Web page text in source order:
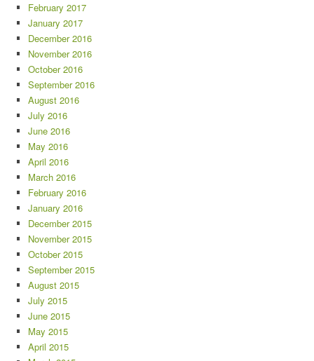
February 2017
January 2017
December 2016
November 2016
October 2016
September 2016
August 2016
July 2016
June 2016
May 2016
April 2016
March 2016
February 2016
January 2016
December 2015
November 2015
October 2015
September 2015
August 2015
July 2015
June 2015
May 2015
April 2015